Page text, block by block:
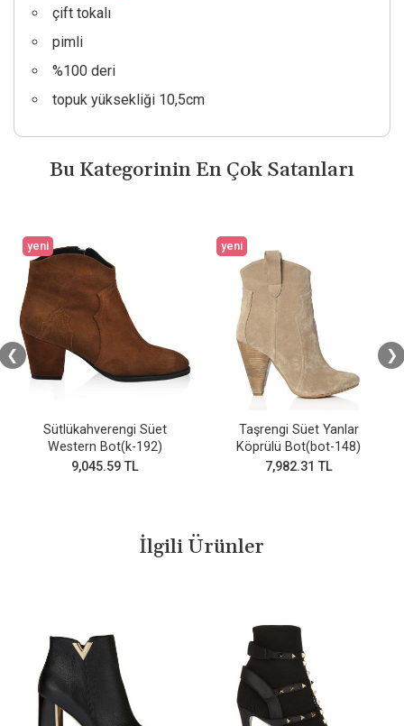
çift tokalı
pimli
%100 deri
topuk yüksekliği 10,5cm
Bu Kategorinin En Çok Satanları
yeni
Sütlükahverengi Süet
Western Bot(k-192)
9,045.59 TL
yeni
Taşrengi Süet Yanlar
Köprülü Bot(bot-148)
7,982.31 TL
❮ ❯
İlgili Ürünler